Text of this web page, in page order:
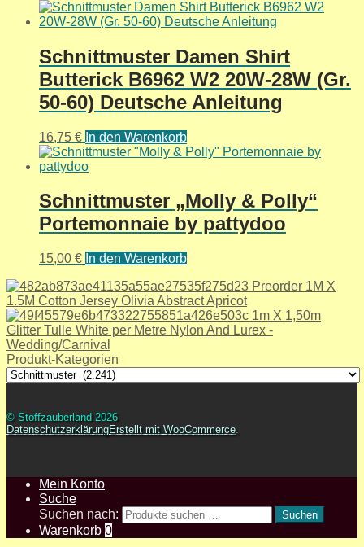
Schnittmuster Damen Shirt
Butterick B6962 W2 20W-28W (Gr.
50-60) Deutsche Anleitung
16,75 € In den Warenkorb
Schnittmuster „Molly & Polly“
Portemonnaie by pattydoo
15,00 € In den Warenkorb
Preorder 1M X
1.5M Cotton Jersey Olivia Abstract Apricot
1m X 1,50m
Glitter Tulle White per Metre Nylon And Lurex -
Wedding/Carnival
Produkt-Kategorien
© Stoffzauberland 2026
DatenschutzerklärungErstellt mit WooCommerce.
Mein Konto
Suche
Suchen nach:
Suchen
Warenkorb 0